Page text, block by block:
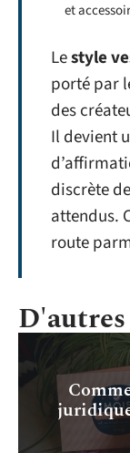
et
Lestyle
porté par
des
Il devient
discrète
attendus.
route